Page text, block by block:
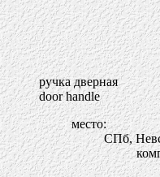
ручка дверная
door handle
место:
СПб,